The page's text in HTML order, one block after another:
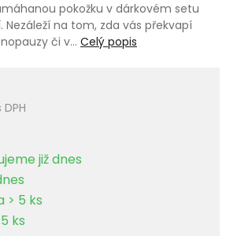
pokožku v dárkovém setu
Nezáleží na tom, zda vás překvapí
či v… Celý popis
DPH
již dnes
> 5 ks
ks